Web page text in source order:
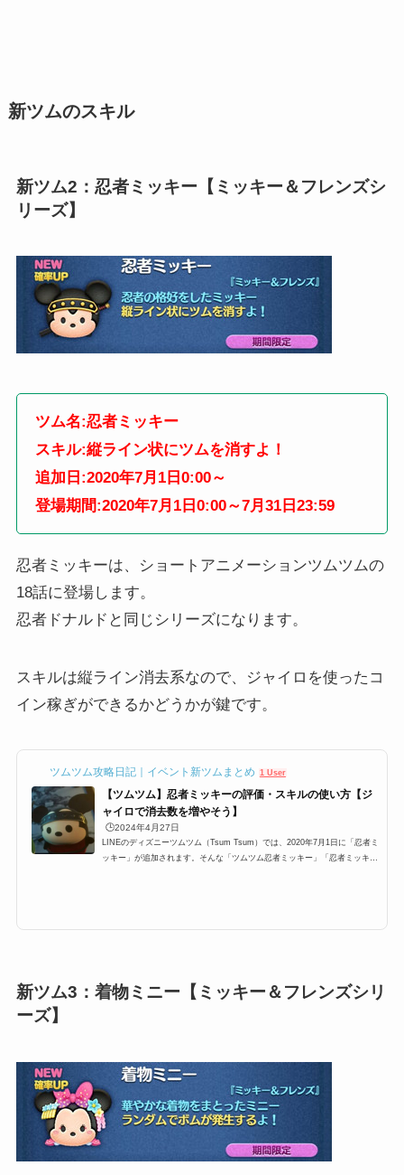
新ツムのスキル
新ツム2：忍者ミッキー【ミッキー＆フレンズシ
リーズ】
ツム名:忍者ミッキー
スキル:縦ライン状にツムを消すよ！
追加日:2020年7月1日0:00～
登場期間:2020年7月1日0:00～7月31日23:59
忍者ミッキーは、ショートアニメーションツムツムの
18話に登場します。
忍者ドナルドと同じシリーズになります。
スキルは縦ライン消去系なので、ジャイロを使ったコ
イン稼ぎができるかどうかが鍵です。
ツムツム攻略日記｜イベント新ツムまとめ 1 User
【ツムツム】忍者ミッキーの評価・スキルの使い方【ジ
ャイロで消去数を増やそう】
🕒️2024年4月27日
LINEのディズニーツムツム（Tsum Tsum）では、2020年7月1日に「忍者ミ
ッキー」が追加されます。そんな「ツムツム忍者ミッキー」「忍者ミッキー
新ツム3：着物ミニー【ミッキー＆フレンズシリ
ーズ】